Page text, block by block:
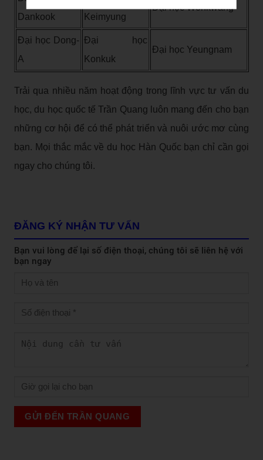
Dankook
Keimyung
Đại học Wonkwang
Đại học Dong-
A
Đại học
Konkuk
Đại học Yeungnam
Trải qua nhiều năm hoạt động trong lĩnh vực tư vấn du
học, du học quốc tế Trần Quang luôn mang đến cho bạn
những cơ hội để có thể phát triển và nuôi ước mơ cùng
bạn. Mọi thắc mắc về du học Hàn Quốc bạn chỉ cần gọi
ngay cho chúng tôi.
ĐĂNG KÝ NHẬN TƯ VẤN
Bạn vui lòng để lại số điện thoại, chúng tôi sẽ liên hệ với
bạn ngay
GỬI ĐẾN TRẦN QUANG